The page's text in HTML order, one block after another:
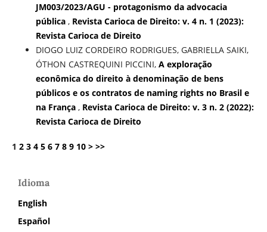
JM003/2023/AGU - protagonismo da advocacia
pública , Revista Carioca de Direito: v. 4 n. 1 (2023):
Revista Carioca de Direito
DIOGO LUIZ CORDEIRO RODRIGUES, GABRIELLA SAIKI,
ÓTHON CASTREQUINI PICCINI, A exploração
econômica do direito à denominação de bens
públicos e os contratos de naming rights no Brasil e
na França , Revista Carioca de Direito: v. 3 n. 2 (2022):
Revista Carioca de Direito
1 2 3 4 5 6 7 8 9 10 > >>
Idioma
English
Español